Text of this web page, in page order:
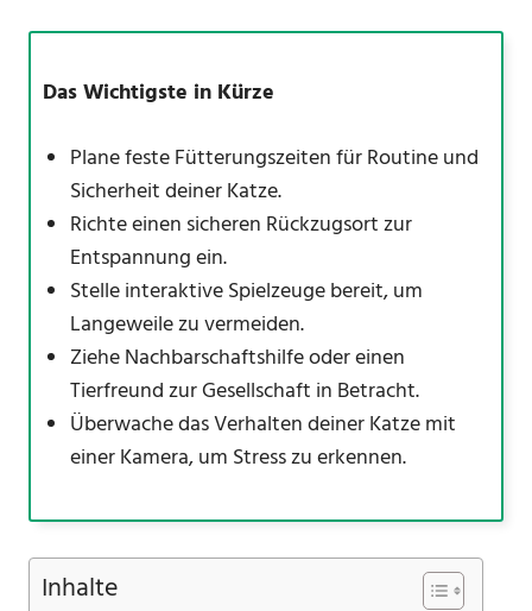
Das Wichtigste in Kürze
Plane feste Fütterungszeiten für Routine und
Sicherheit deiner Katze.
Richte einen sicheren Rückzugsort zur
Entspannung ein.
Stelle interaktive Spielzeuge bereit, um
Langeweile zu vermeiden.
Ziehe Nachbarschaftshilfe oder einen
Tierfreund zur Gesellschaft in Betracht.
Überwache das Verhalten deiner Katze mit
einer Kamera, um Stress zu erkennen.
Inhalte